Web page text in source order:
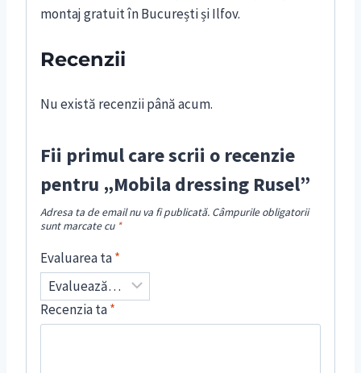
montaj gratuit în București și Ilfov.
Recenzii
Nu există recenzii până acum.
Fii primul care scrii o recenzie
pentru „Mobila dressing Rusel”
Adresa ta de email nu va fi publicată. Câmpurile obligatorii
sunt marcate cu *
Evaluarea ta*
Recenzia ta*